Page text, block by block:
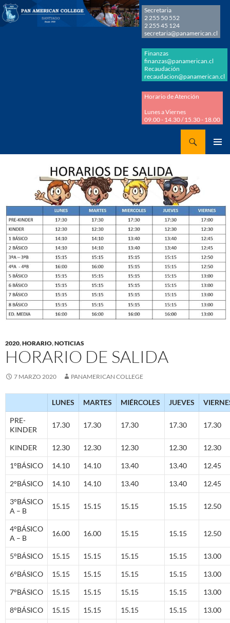
Secretaria
2 255 50 552
2 255 45 124
secretaria@panamerican.cl
Finanzas
finanzas@panamerican.cl
Recaudación
recaudacion@panamerican.cl
Horario de Atención
Lunes a Viernes
09.00 - 14.30 / 15.30 - 18.00
2020,HORARIO,NOTICIAS
HORARIO DE SALIDA
7 MARZO 2020 PANAMERICAN COLLEGE
LUNES MARTES MIÉRCOLES JUEVES
PRE-
KINDER
17.30 17.30 17.30 17.30 17.30
KINDER 12.30 12.30 12.30 12.30 12.30
1°BÁSICO 14.10 14.10 13.40 13.40 12.45
2°BÁSICO 14.10 14.10 13.40 13.40 12.45
3°BÁSICO
A – B
15.15 15.15 15.15 15.15 12.50
4°BÁSICO
A – B
16.00 16.00 15.15 15.15 12.50
5°BÁSICO 15.15 15.15 15.15 15.15 13.00
6°BÁSICO 15.15 15.15 15.15 15.15 13.00
7°BÁSICO 15.15 15.15 15.15 15.15 13.00
8°BÁSICO 15.15 15.15 15.15 15.15 13.00